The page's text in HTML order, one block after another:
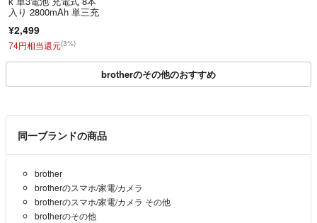
入り 2800mAh 単三充
¥2,499
74円相当還元(3%)
brotherのその他のおすすめ
同一ブランドの商品
brother
brotherのスマホ/家電/カメラ
brotherのスマホ/家電/カメラ その他
brotherのその他